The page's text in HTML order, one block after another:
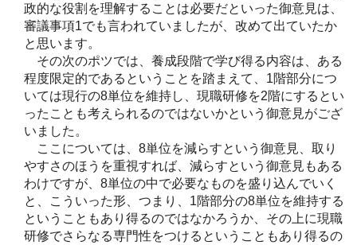
政的な役割を理解することは必要だといった御意見は、
審議事項1でも言われていましたが、改めて出ていたか
と思います。
その次のポツでは、養成段階で学び得る内容は、ある
程度限定的であるということを踏まえて、1階部分につ
いては現行の8単位を維持し、現職研修を2階にするとい
ったことも考えられるのではないかという御意見がござ
いました。
ここについては、8単位を減らすという御意見、取り
やすさのほうを重視すれば、減らすという御意見もある
わけですが、8単位の中で必要なものを盛り込んでいく
と、こういった形、つまり、1階部分の8単位を維持する
ということもあり得るのではなかろうか、その上に現職
研修でさらなる専門性をつけるということもあり得るの